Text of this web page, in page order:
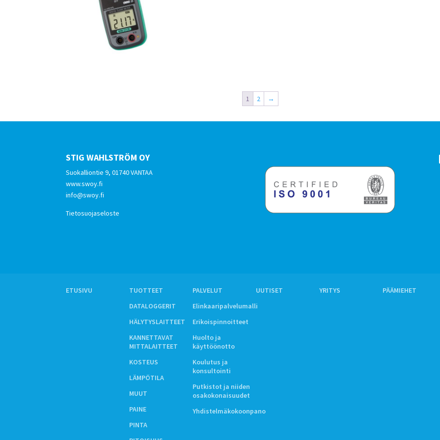
1 2 →
STIG WAHLSTRÖM OY
Suokalliontie 9, 01740 VANTAA
www.swoy.fi
info@swoy.fi
Tietosuojaseloste
ETUSIVU
TUOTTEET
DATALOGGERIT
HÄLYTYSLAITTEET
KANNETTAVAT
MITTALAITTEET
KOSTEUS
LÄMPÖTILA
MUUT
PAINE
PINTA
PALVELUT
Elinkaaripalvelumalli
Erikoispinnoitteet
Huolto ja
käyttöönotto
Koulutus ja
konsultointi
Putkistot ja niiden
osakokonaisuudet
Yhdistelmäkokoonpano
UUTISET YRITYS PÄÄMIEHET